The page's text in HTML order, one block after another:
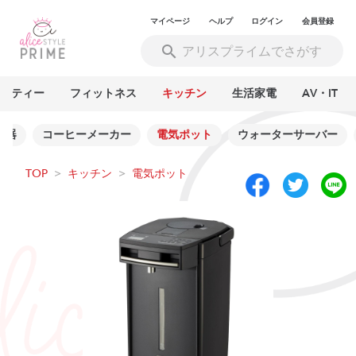
マイページ ヘルプ ログイン 会員登録
ティー フィットネス キッチン 生活家電 AV・IT
器 コーヒーメーカー 電気ポット ウォーターサーバー
TOP > キッチン > 電気ポット